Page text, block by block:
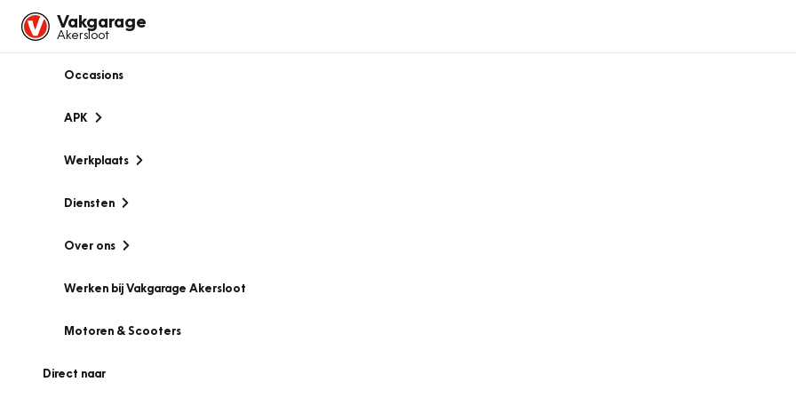
Vakgarage
Akersloot
Occasions
APK
Werkplaats
Diensten
Over ons
Werken bij Vakgarage Akersloot
Motoren & Scooters
Direct naar